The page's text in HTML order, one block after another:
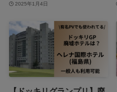
2025年1月4日